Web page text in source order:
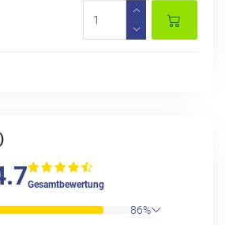
Gesamtbewertung
86%